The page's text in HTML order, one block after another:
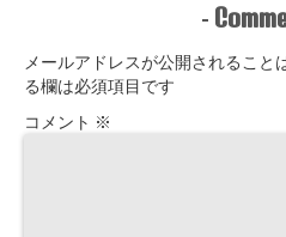
-
メールアドレスが公開されること
る欄は必須項目です
コメント ※